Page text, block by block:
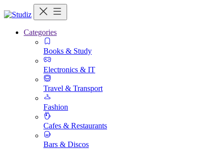
Categories
Books & Study
Electronics & IT
Travel & Transport
Fashion
Cafes & Restaurants
Bars & Discos